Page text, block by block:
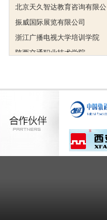
达诺巴特集团（中国）
欧姆龙自动化（中国）有限公
中铁隧道勘测设计院有限公司
克诺尔车辆设备（苏州）有限
深圳达实智能股份有限公司